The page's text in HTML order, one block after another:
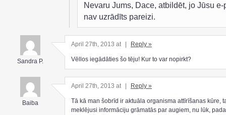
Nevaru Jums, Dace, atbildēt, jo Jūsu e-
nav uzrādīts pareizi.
Sandra P.
April 27th, 2013 at Reply »
Vēllos iegādāties šo tēju! Kur to var nopirkt?
Baiba
April 27th, 2013 at Reply »
Tā kā man šobrīd ir aktuāla organisma attīrīšanas kūre,
meklējusi informāciju grāmatās par augiem, nu lūk,